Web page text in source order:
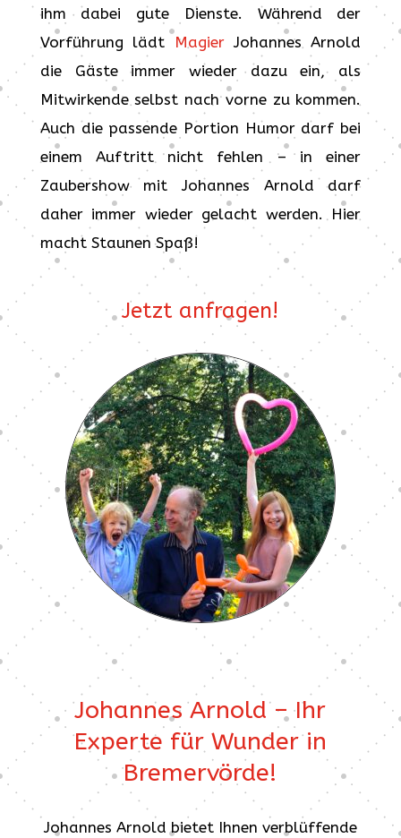
ihm dabei gute Dienste. Während der
Vorführung lädt
MagierJohannes Arnold
die Gäste immer wieder dazu ein, als
Mitwirkende selbst nach vorne zu kommen.
Auch die passende Portion Humor darf bei
einem Auftritt nicht fehlen – in einer
Zaubershow mit Johannes Arnold darf
daher immer wieder gelacht werden. Hier
macht Staunen Spaß!
Jetzt anfragen!
Johannes Arnold – Ihr
Experte für Wunder in
Bremervörde!
Johannes Arnold bietet Ihnen verblüffende